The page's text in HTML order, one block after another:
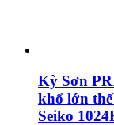
Kỳ Sơn
khổ lớn
Seiko